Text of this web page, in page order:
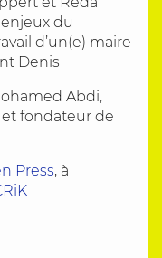
du
d’un(e) maire
Denis
Abdi,
fondateur de
Press, à